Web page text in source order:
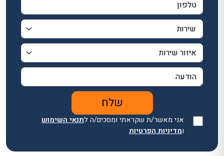
אני מאשר/ת שקראתי ומסכים/ה לתנאי השימוש
ומדיניות הפרטיות